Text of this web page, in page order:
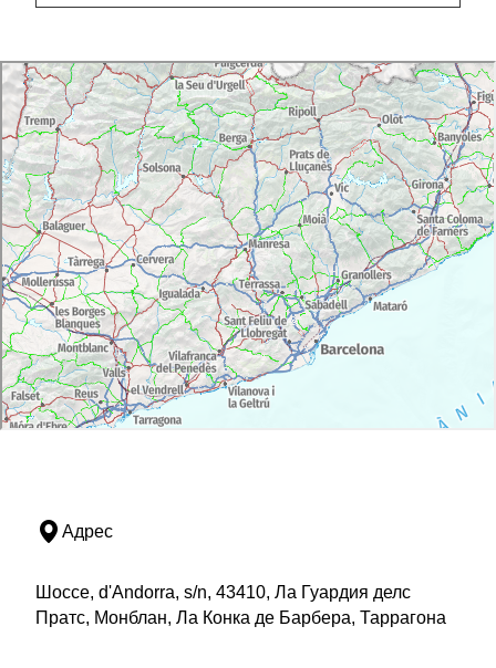
Адрес
Шоссе, d'Andorra, s/n, 43410, Ла Гуардия делс
Пратс, Монблан, Ла Конка де Барбера, Таррагона